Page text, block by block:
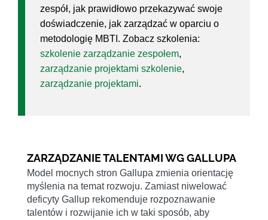
zespół, jak prawidłowo przekazywać swoje
doświadczenie, jak zarządzać w oparciu o
metodologię MBTI. Zobacz szkolenia:
szkolenie zarządzanie zespołem,
zarządzanie projektami szkolenie,
zarządzanie projektami.
ZARZĄDZANIE TALENTAMI WG GALLUPA
Model mocnych stron Gallupa zmienia orientację
myślenia na temat rozwoju. Zamiast niwelować
deficyty Gallup rekomenduje rozpoznawanie
talentów i rozwijanie ich w taki sposób, aby